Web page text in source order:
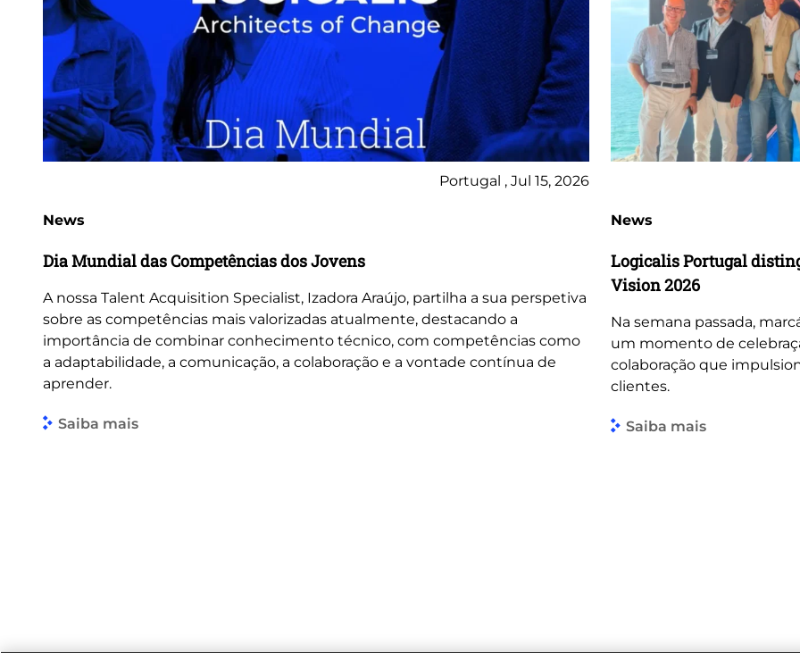
Portugal , Jul 15, 2026
News
Dia Mundial das Competências dos Jovens
A nossa Talent Acquisition Specialist, Izadora Araújo, partilha a sua perspetiva
sobre as competências mais valorizadas atualmente, destacando a
importância de combinar conhecimento técnico, com competências como
a adaptabilidade, a comunicação, a colaboração e a vontade contínua de
aprender.
Saiba mais
News
Logicalis Portugal
Vision 2026
Na semana passada,
um momento de
colaboração que
clientes.
Saiba mais